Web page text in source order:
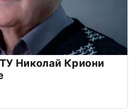
Николай Криони